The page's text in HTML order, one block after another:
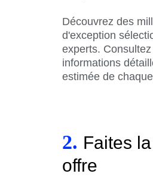
Découvrez des
d'exception
experts.
informations
estimée de
2. Faites
offre